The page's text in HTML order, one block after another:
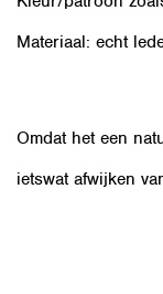
Materiaal: echt
Omdat het een
ietswat afwijken